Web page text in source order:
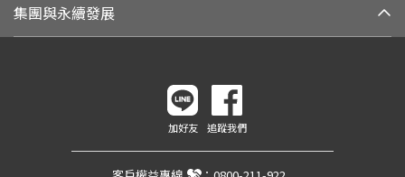
集團與永續發展
加好友 追蹤我們